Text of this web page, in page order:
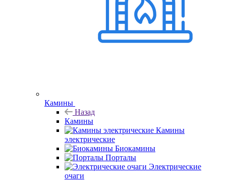
Камины
Назад
Камины
Камины
электрические
Биокамины
Порталы
Электрические
очаги